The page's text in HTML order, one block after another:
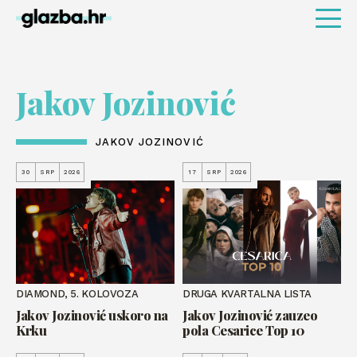
Jakov Jozinović
JAKOV JOZINOVIĆ
30 SRP 2026
DIAMOND, 5. KOLOVOZA
Jakov Jozinović uskoro na
Krku
17 SRP 2026
DRUGA KVARTALNA LISTA
Jakov Jozinović zauzeo
pola Cesarice Top 10